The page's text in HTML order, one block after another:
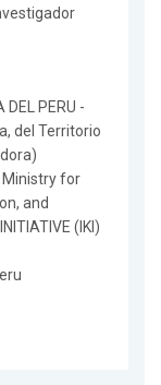
DEL PERU -
del Territorio
for
and
(IKI)